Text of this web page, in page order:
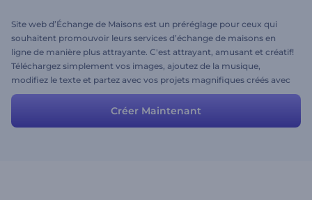
Site web d’Échange de Maisons est un préréglage pour ceux qui
souhaitent promouvoir leurs services d’échange de maisons en
ligne de manière plus attrayante. C'est attrayant, amusant et créatif!
Téléchargez simplement vos images, ajoutez de la musique,
modifiez le texte et partez avec vos projets magnifiques créés avec
Renderforest. C'est gratuit!
Créer Maintenant